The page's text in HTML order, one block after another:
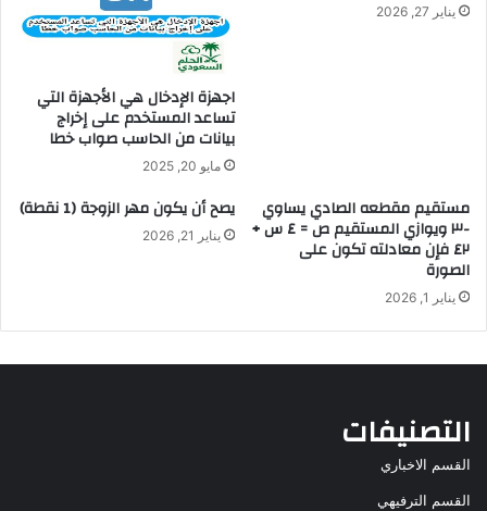
يناير 27, 2026
اجهزة الإدخال هي الأجهزة التي
تساعد المستخدم على إخراج
بيانات من الحاسب صواب خطا
مايو 20, 2025
مستقيم مقطعه الصادي يساوي
-٣ ويوازي المستقيم ص = ٤ س +
٤٢ فإن معادلته تكون على
الصورة
يناير 1, 2026
يصح أن يكون مهر الزوجة (1 نقطة)
يناير 21, 2026
التصنيفات
القسم الاخباري
القسم الترفيهي